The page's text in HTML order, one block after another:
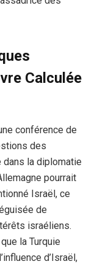
Calculée
conférence de
des
dans la diplomatie
pourrait
Israël, ce
de
israéliens.
la Turquie
d’Israël,